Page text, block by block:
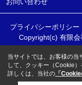
お問い合わせ
プライバシーポリシー
Copyright(c) 有限
当サイトでは、お客様の当
して、クッキー（Cookie）
詳しくは、当社の 「